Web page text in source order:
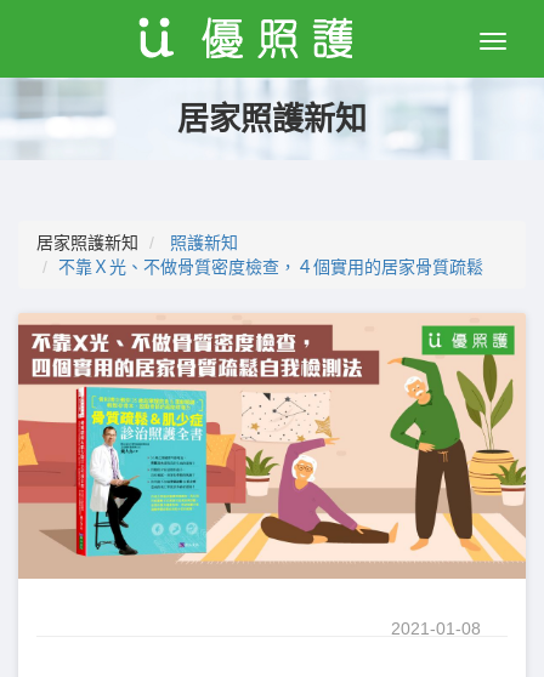
Toggle
居家照護新知
居家照護新知
照護新知
不靠Ｘ光、不做骨質密度檢查，４個實用的居家骨質疏鬆
2021-01-08